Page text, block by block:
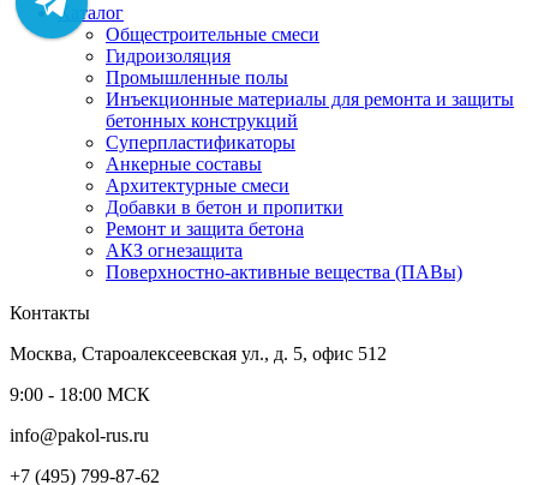
Каталог
Общестроительные смеси
Гидроизоляция
Промышленные полы
Инъекционные материалы для ремонта и защиты
бетонных конструкций
Суперпластификаторы
Анкерные составы
Архитектурные смеси
Добавки в бетон и пропитки
Ремонт и защита бетона
АКЗ огнезащита
Поверхностно-активные вещества (ПАВы)
Контакты
Москва, Староалексеевская ул., д. 5, офис 512
9:00 - 18:00 МСК
info@pakol-rus.ru
+7 (495) 799-87-62